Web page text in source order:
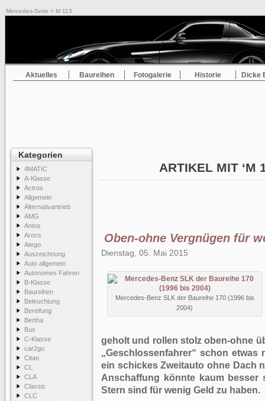
Mercedes-Seite > M 113
Aktuelles Baureihen Fotogalerie Historie Dicke
Kategorien
4MATIC
A-Klasse
Actros
Allgemein
Alternativantrieb
AMG
Antos
Arocs
Atego
Auszeichnung
Auto allgemein
Autonomes Fahren
B-Klasse
Baureihen
Beleuchtung
Bereifung
Bertha
Bus
C-Klasse
car2go
Citan
CL
CLA
Classic
CLC
ARTIKEL MIT ‘M
Oben-ohne Vergnügen für
Dienstag, 05. Mai 2015
Mercedes-Benz SLK der Baureihe 170 (1996 bis
2004)
geholt und rollen stolz oben-ohne
„Geschlossenfahrer“ schon
ein schickes Zweitauto ohne Dach
Anschaffung könnte kaum besser
Stern sind für wenig Geld zu haben.